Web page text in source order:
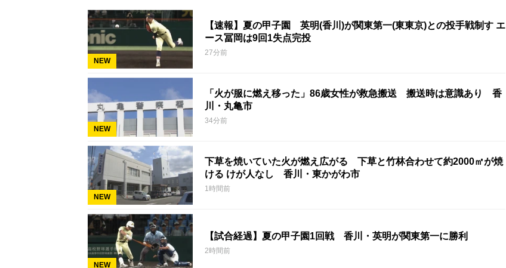
NEW
【速報】夏の甲子園 英明(香川)が関東第一(東東京)との投手戦制す エ
ース冨岡は9回1失点完投
27分前
NEW
「火が服に燃え移った」86歳女性が救急搬送 搬送時は意識あり 香
川・丸亀市
34分前
NEW
下草を焼いていた火が燃え広がる 下草と竹林合わせて約2000㎡が焼
ける けが人なし 香川・東かがわ市
1時間前
NEW
【試合経過】夏の甲子園1回戦 香川・英明が関東第一に勝利
2時間前